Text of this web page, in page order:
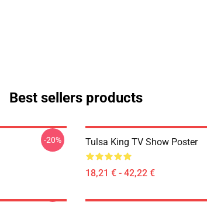
Best sellers products
-20% Tulsa King TV Show Poster
18,21 € - 42,22 €